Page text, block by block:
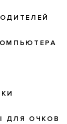
ДЛЯ ОЧКОВ